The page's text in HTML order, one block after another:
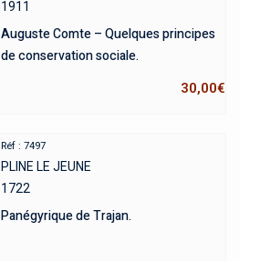
1911
Auguste Comte – Quelques principes
de conservation sociale.
30,00€
Réf : 7497
PLINE LE JEUNE
1722
Panégyrique de Trajan.